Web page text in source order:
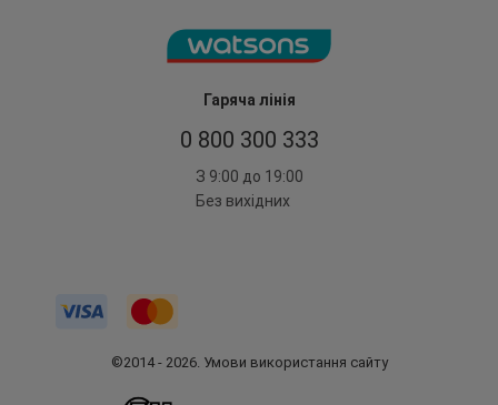
Гаряча лінія
0 800 300 333
З 9:00 до 19:00
Без вихідних
©2014 - 2026. Умови використання сайту